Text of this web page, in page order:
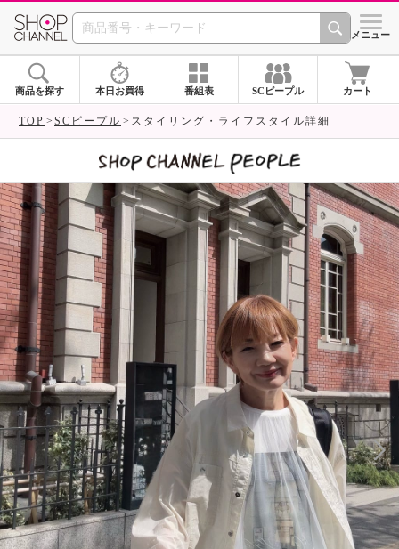
SHOP CHANNEL シメニュー
商品を探す 本日お買得 番組表 SCピープル カート
TOP SCピープル スタイリング・ライフスタイル詳細